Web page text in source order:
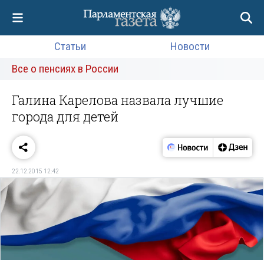
Статьи
Новости
Все о пенсиях в России
Галина Карелова назвала лучшие
города для детей
22.12.2015 12:42